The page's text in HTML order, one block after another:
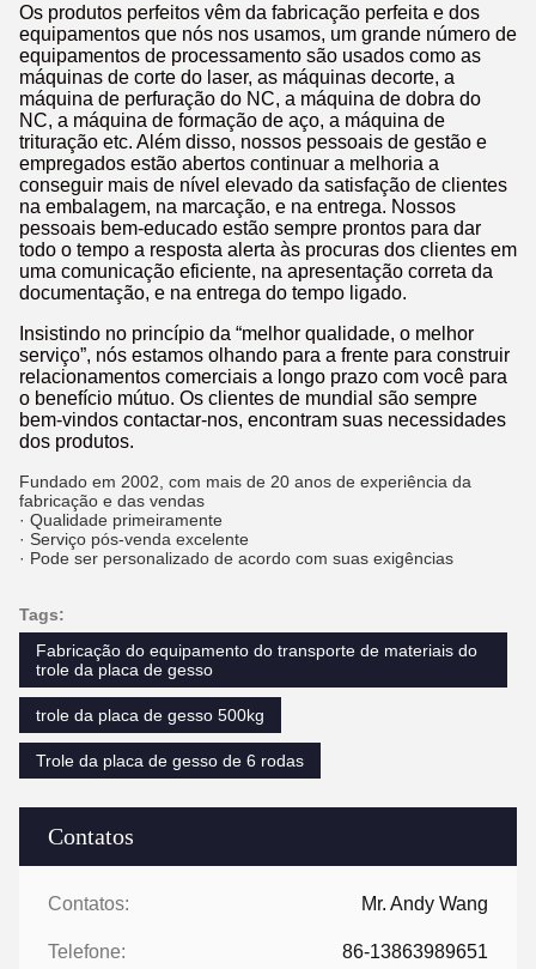
Contatos
Contatos: Mr. Andy Wang
Telefone: 86-13863989651
Os produtos perfeitos vêm da fabricação perfeita e dos
equipamentos que nós nos usamos, um grande número de
equipamentos de processamento são usados como as
máquinas de corte do laser, as máquinas decorte, a
máquina de perfuração do NC, a máquina de dobra do
NC, a máquina de formação de aço, a máquina de
trituração etc. Além disso, nossos pessoais de gestão e
empregados estão abertos continuar a melhoria a
conseguir mais de nível elevado da satisfação de clientes
na embalagem, na marcação, e na entrega. Nossos
pessoais bem-educado estão sempre prontos para dar
todo o tempo a resposta alerta às procuras dos clientes em
uma comunicação eficiente, na apresentação correta da
documentação, e na entrega do tempo ligado.
Insistindo no princípio da “melhor qualidade, o melhor
serviço”, nós estamos olhando para a frente para construir
relacionamentos comerciais a longo prazo com você para
o benefício mútuo. Os clientes de mundial são sempre
bem-vindos contactar-nos, encontram suas necessidades
dos produtos.
Fundado em 2002, com mais de 20 anos de experiência da
fabricação e das vendas
· Qualidade primeiramente
· Serviço pós-venda excelente
· Pode ser personalizado de acordo com suas exigências
Tags:
Fabricação do equipamento do transporte de materiais do
trole da placa de gesso
trole da placa de gesso 500kg
Trole da placa de gesso de 6 rodas